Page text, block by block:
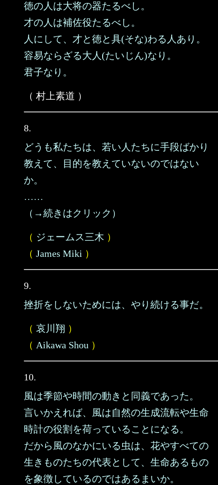
徳の人は大将の器たるべし。
才の人は補佐役たるべし。
人にして、才と徳と具(そな)わる人あり。
容易ならざる大人(たいじん)なり。
君子なり。
（ 村上素道 ）
8.
どうも私たちは、若い人たちに手段ばかり
教えて、目的を教えていないのではない
か。
……
（→続きはクリック）
（ ジェームス三木 ）
（ James Miki ）
9.
挫折をしないためには、やり続ける事だ。
（ 哀川翔 ）
（ Aikawa Shou ）
10.
風は季節や時間の動きと同義であった。
言いかえれば、風は自然の生成流転や生命
時計の役割を荷っていることになる。
だから風のなかにいる虫は、花やすべての
生きものたちの代表として、生命あるもの
を象徴しているのではあるまいか。